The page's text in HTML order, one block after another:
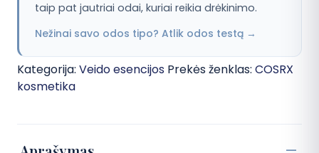
taip pat jautriai odai, kuriai reikia drėkinimo.
Nežinai savo odos tipo? Atlik odos testą →
Kategorija: Veido esencijos Prekės ženklas: COSRX
kosmetika